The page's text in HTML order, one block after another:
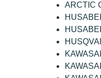
ARCTIC